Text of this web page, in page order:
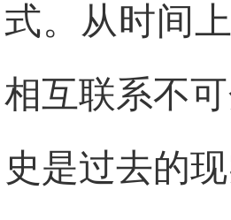
式。从时间
相互联系不
史是过去的